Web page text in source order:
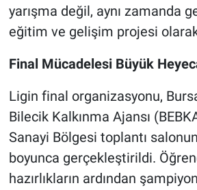
yarışma değil, aynı zamanda
eğitim ve gelişim projesi olarak
Final Mücadelesi Büyük
Ligin final organizasyonu,
Bilecik Kalkınma Ajansı
Sanayi Bölgesi toplantı
boyunca gerçekleştirildi.
hazırlıkların ardından